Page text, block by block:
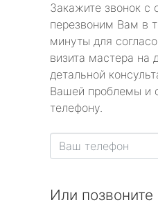
Закажите звонок с
перезвоним Вам в
минуты для
визита мастера на
детальной
Вашей проблемы и
телефону.
Или